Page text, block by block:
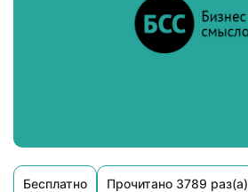
Бесплатно Прочитано 3789 раз(а)